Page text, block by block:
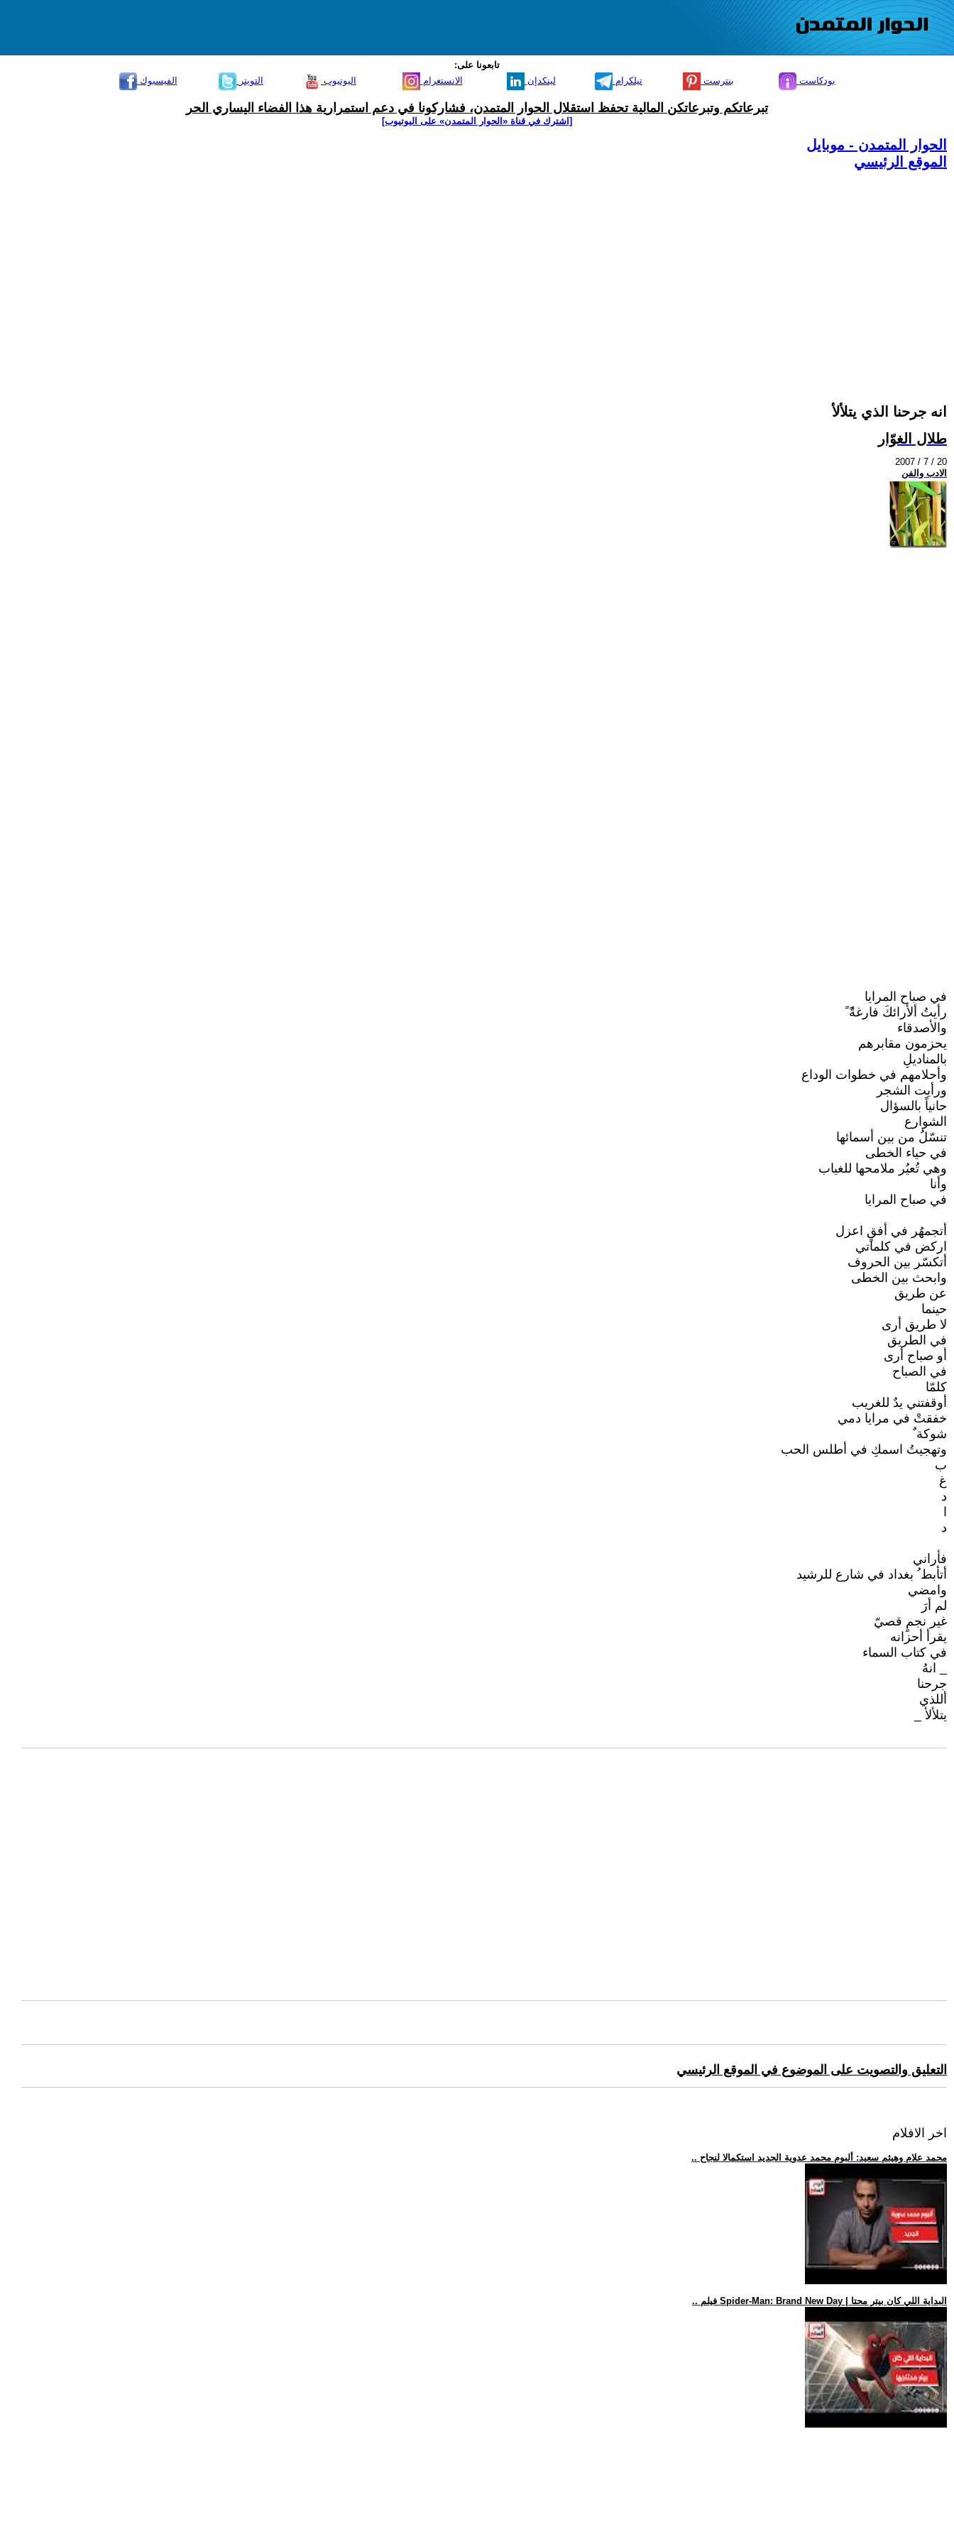
تابعونا على:
الفيسبوك
التويتر اليوتيوب الانستغرام لينكدإن تيلكرام بنترست بودكاست
تبرعاتكم وتبرعاتكن المالية تحفظ استقلال الحوار المتمدن، فشاركونا في دعم استمرارية هذا الفضاء اليساري الحر
[اشترك في قناة ‫«الحوار المتمدن» على اليوتيوب]
الحوار المتمدن - موبايل
الموقع الرئيسي
انه جرحنا الذي يتلألأ
طلال الغوّار
2007 / 7 / 20
الادب والفن
في صباح المرايا
رأيتُ ألأرائكَ فارغةًًً ً
والأصدقاء
يحزمون مقابرهم
بالمناديلِ
وأحلامهم في خطوات الوداع
ورأيت الشجر
حانياً بالسؤال
الشوارع
تنسّلُ من بين أسمائها
في حياء الخطى
وهي تُعيُر ملامحها للغياب
وأنا
في صباح المرايا
أتجمهُر في أفقٍ اعزل
اركض في كلماتي
أتكسّر بين الحروف
وابحث بين الخطى
عن طريق
حينما
لا طريق أرى
في الطريق
أو صباح أرى
في الصباح
كلمّا
أوقفتني يدٌ للغريب
خفقتْ في مرايا دمي
شوكة ٌ
وتهجيتُ اسمكِ في أطلس الحب
ب
غ
د
د
فأراني
أتأبط ُ بغداد في شارع للرشيد
وامضي
لم أرَ
غير نجمٍ قصيّ
يقرأ أحزانه
في كتاب السماء
_ انهُ
جرحنا
أللذي
يتلألأ _
التعليق والتصويت على الموضوع في الموقع الرئيسي
اخر الافلام
.. محمد علام وهيثم سعيد: ألبوم محمد عدوية الجديد استكمالا لنجاح
.. فيلم Spider-Man: Brand New Day | البداية اللي كان بيتر محتا